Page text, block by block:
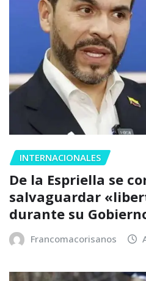
INTERNACIONALES
De la Espriella se
salvaguardar
durante su
Francomacorisanos